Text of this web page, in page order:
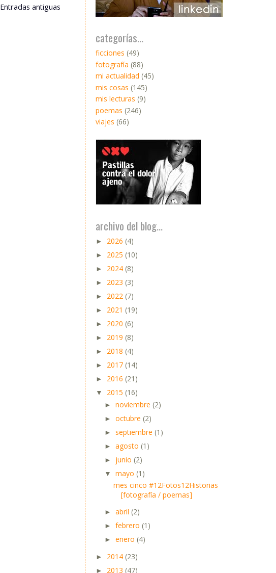
Entradas antiguas
categorías...
ficciones (49)
fotografía (88)
mi actualidad (45)
mis cosas (145)
mis lecturas (9)
poemas (246)
viajes (66)
archivo del blog...
► 2026 (4)
► 2025 (10)
► 2024 (8)
► 2023 (3)
► 2022 (7)
► 2021 (19)
► 2020 (6)
► 2019 (8)
► 2018 (4)
► 2017 (14)
► 2016 (21)
▼ 2015 (16)
► noviembre (2)
► octubre (2)
► septiembre (1)
► agosto (1)
► junio (2)
▼ mayo (1)
mes cinco #12Fotos12Historias
[fotografía / poemas]
► abril (2)
► febrero (1)
► enero (4)
► 2014 (23)
► 2013 (47)